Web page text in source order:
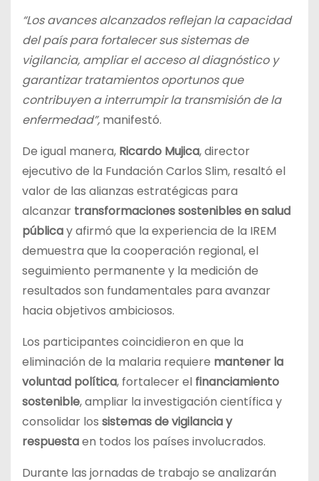
“Los avances alcanzados reflejan la capacidad
del país para fortalecer sus sistemas de
vigilancia, ampliar el acceso al diagnóstico y
garantizar tratamientos oportunos que
contribuyen a interrumpir la transmisión de la
enfermedad”, manifestó.
De igual manera, Ricardo Mujica, director
ejecutivo de la Fundación Carlos Slim, resaltó el
valor de las alianzas estratégicas para
alcanzar transformaciones sostenibles en salud
públicay afirmó que la experiencia de la IREM
demuestra que la cooperación regional, el
seguimiento permanente y la medición de
resultados son fundamentales para avanzar
hacia objetivos ambiciosos.
Los participantes coincidieron en que la
eliminación de la malaria requiere mantener la
voluntad política, fortalecer el financiamiento
sostenible, ampliar la investigación científica y
consolidar los sistemas de vigilancia y
respuestaen todos los países involucrados.
Durante las jornadas de trabajo se analizarán